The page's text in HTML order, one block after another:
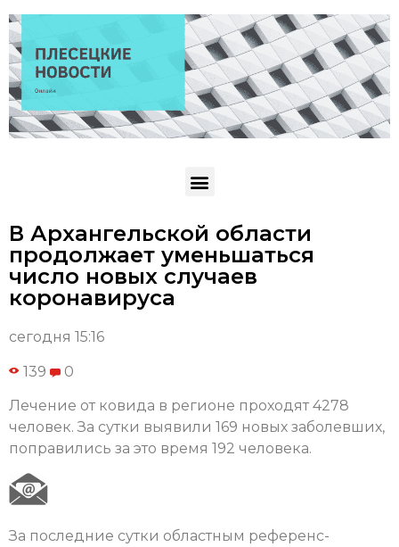
В Архангельской области
продолжает уменьшаться
число новых случаев
коронавируса
сегодня 15:16
139 0
Лечение от ковида в регионе проходят 4278
человек. За сутки выявили 169 новых заболевших,
поправились за это время 192 человека.
За последние сутки областным референс-